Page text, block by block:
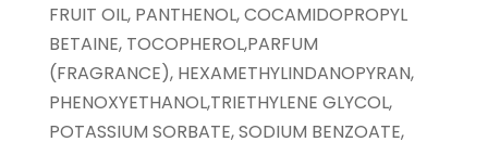
FRUIT OIL, PANTHENOL, COCAMIDOPROPYL
BETAINE, TOCOPHEROL,PARFUM
(FRAGRANCE), HEXAMETHYLINDANOPYRAN,
PHENOXYETHANOL,TRIETHYLENE GLYCOL,
POTASSIUM SORBATE, SODIUM BENZOATE,